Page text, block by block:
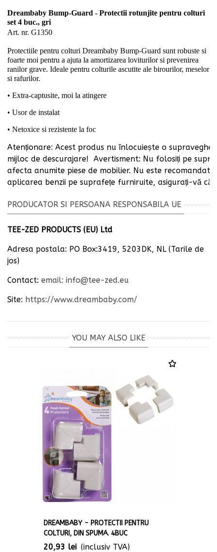
Dreambaby Bump-Guard - Protectii rotunjite pentru colturi
set 4 buc., gri
Art. nr. G1350
Protectiile pentru colturi Dreambaby Bump-Guard sunt robuste si
foarte moi pentru a ajuta la amortizarea loviturilor si prevenirea
ranilor grave. Ideale pentru colturile ascutite ale birourilor, meselor
si rafurilor.
• Extra-captusite, moi la atingere
• Usor de instalat
• Netoxice si rezistente la foc
Atenționare: Acest produs nu înlocuiește o
mijloc de descurajare! Avertisment: Nu folosiți pe
afecta anumite piese de mobilier. Nu este
aplicarea benzii pe suprafețe furniruite, asigurați-vă
PRODUCATOR SI PERSOANA RESPONSABILA UE
TEE-ZED PRODUCTS (EU) Ltd
Adresa postala: PO Box:3419, 5203DK, NL (Tarile de
jos)
Contact: email: info@tee-zed.eu
Site: https://www.dreambaby.com/
YOU MAY ALSO LIKE
DREAMBABY - PROTECTII PENTRU
COLTURI, DIN SPUMA. 4BUC
20,93 lei (inclusiv TVA)